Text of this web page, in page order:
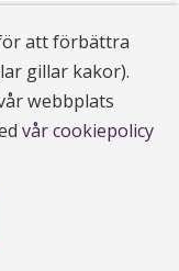
att förbättra
gillar kakor).
webbplats
vår cookiepolicy